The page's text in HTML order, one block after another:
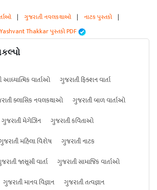
| ગુજરાતી નવલકથાઓ | નાટક પુસ્તકો |
Yashvant Thakkar પુસ્તકો PDF
આધ્યાત્મિક વાર્તાઓ
ગુજરાતી ફિક્શન વાર્તા
ક્લાસિક નવલકથાઓ
ગુજરાતી બાળ વાર્તાઓ
ગુજરાતી મેગેઝિન
ગુજરાતી કવિતાઓ
મહિલા વિશેષ
ગુજરાતી નાટક
જાસૂસી વાર્તા
ગુજરાતી સામાજિક વાર્તાઓ
ગુજરાતી માનવ વિજ્ઞાન
ગુજરાતી તત્વજ્ઞાન